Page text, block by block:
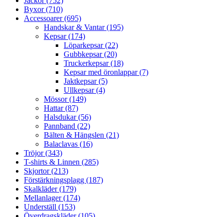
Byxor (710)
Accessoarer (695)
Handskar & Vantar (195)
Kepsar (174)
Löparkepsar (22)
Gubbkepsar (20)
Truckerkepsar (18)
Kepsar med öronlappar (7)
Jaktkepsar (5)
Ullkepsar (4)
Mössor (149)
Hattar (87)
Halsdukar (56)
Pannband (22)
Bälten & Hängslen (21)
Balaclavas (16)
Tröjor (343)
T-shirts & Linnen (285)
Skjortor (213)
Förstärkningsplagg (187)
Skalkläder (179)
Mellanlager (174)
Underställ (153)